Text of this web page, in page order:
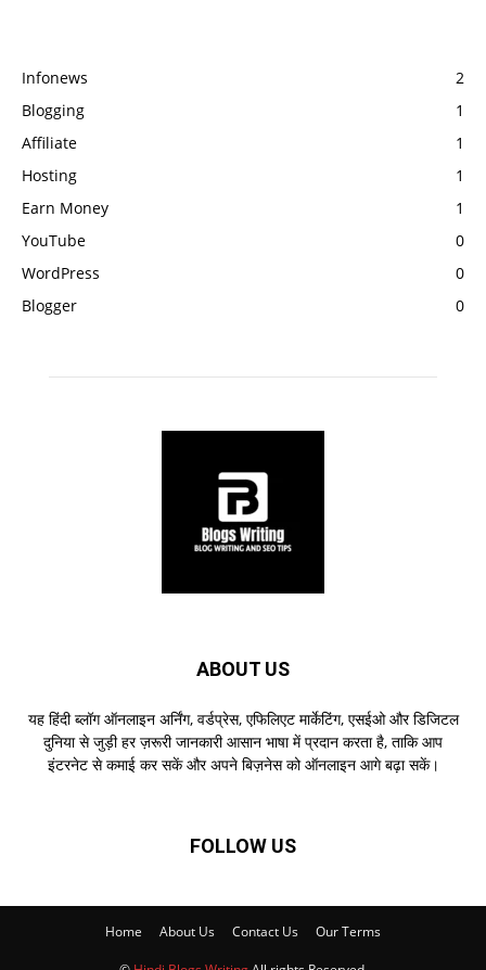
Infonews
2
Blogging
1
Affiliate
1
Hosting
1
Earn Money
1
YouTube
0
WordPress
0
Blogger
0
ABOUT US
यह हिंदी ब्लॉग ऑनलाइन अर्निंग, वर्डप्रेस, एफिलिएट मार्केटिंग, एसईओ और डिजिटल
दुनिया से जुड़ी हर ज़रूरी जानकारी आसान भाषा में प्रदान करता है, ताकि आप
इंटरनेट से कमाई कर सकें और अपने बिज़नेस को ऑनलाइन आगे बढ़ा सकें।
FOLLOW US
Home About Us Contact Us Our Terms